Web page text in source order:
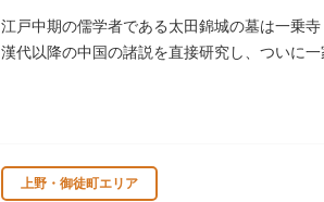
江戸中期の儒学者である太田錦城の墓は一乗
漢代以降の中国の諸説を直接研究し、ついに
上野・御徒町エリア